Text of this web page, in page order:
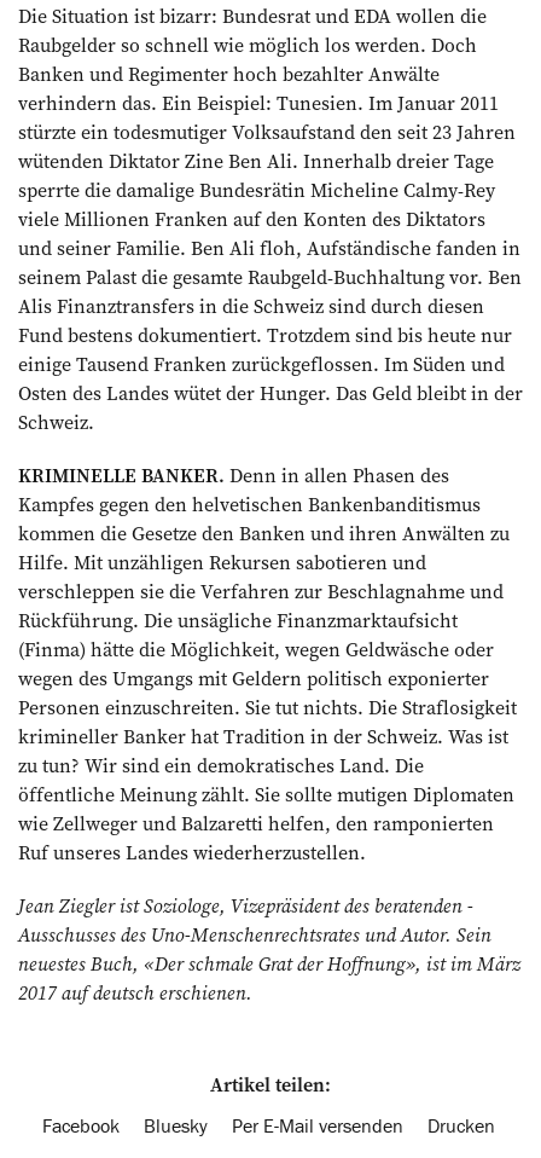
Die Situation ist bizarr: Bundesrat und EDA wollen die
Raubgelder so schnell wie möglich los werden. Doch
Banken und Regimenter hoch bezahlter Anwälte
verhindern das. Ein Beispiel: Tunesien. Im Januar 2011
stürzte ein todesmutiger Volksaufstand den seit 23 Jahren
wütenden Diktator Zine Ben Ali. Innerhalb dreier Tage
sperrte die damalige Bundesrätin Micheline Calmy-Rey
viele Millionen Franken auf den Konten des Diktators
und seiner Familie. Ben Ali floh, Aufständische fanden in
seinem Palast die gesamte Raubgeld-Buchhaltung vor. Ben
Alis Finanztransfers in die Schweiz sind durch diesen
Fund bestens dokumentiert. Trotzdem sind bis heute nur
einige Tausend Franken zurückgeflossen. Im Süden und
Osten des Landes wütet der Hunger. Das Geld bleibt in der
Schweiz.
KRIMINELLE BANKER. Denn in allen Phasen des
Kampfes gegen den helvetischen Bankenbanditismus
kommen die Gesetze den Banken und ihren Anwälten zu
Hilfe. Mit unzähligen Rekursen sabotieren und
verschleppen sie die Verfahren zur Beschlagnahme und
Rückführung. Die unsägliche Finanzmarktaufsicht
(Finma) hätte die Möglichkeit, wegen Geld­wäsche oder
wegen des Umgangs mit Geldern politisch exponierter
Personen einzuschreiten. Sie tut nichts. Die Straflosigkeit
krimineller Banker hat Tradition in der Schweiz. Was ist
zu tun? Wir sind ein demokratisches Land. Die
öffentliche Meinung zählt. Sie sollte mutigen Diplomaten
wie Zellweger und Balzaretti helfen, den ramponierten
Ruf unseres Landes wiederherzustellen.
Jean Ziegler ist Soziologe, Vizepräsident des beratenden ­
Ausschusses des Uno-Menschenrechtsrates und Autor. Sein
neuestes Buch, «Der schmale Grat der Hoffnung», ist im März
2017 auf deutsch erschienen.
Artikel teilen:
Facebook Bluesky Per E-Mail versenden Drucken